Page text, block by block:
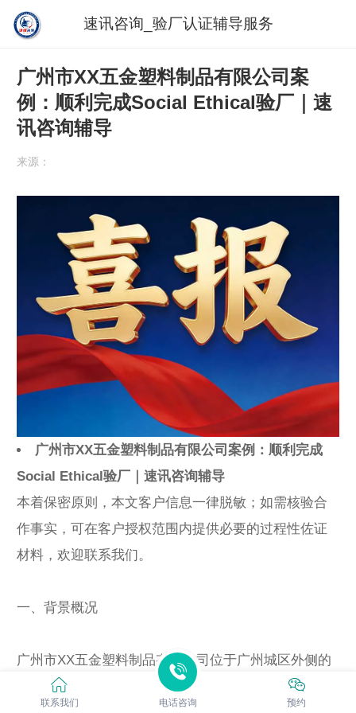
速讯咨询_验厂认证辅导服务
广州市XX五金塑料制品有限公司案
例：顺利完成Social Ethical验厂｜速
讯咨询辅导
来源：
广州市XX五金塑料制品有限公司案例：顺利完成
Social Ethical验厂｜速讯咨询辅导
本着保密原则，本文客户信息一律脱敏；如需核验合
作事实，可在客户授权范围内提供必要的过程性佐证
材料，欢迎联系我们。
一、背景概况
广州市XX五金塑料制品有限公司位于广州城区外侧的
产业集聚片区，员工规模约220人，属于五金制品工
联系我们 电话咨询 预约